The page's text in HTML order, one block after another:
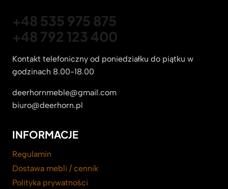
+48 535 975 875
+48 792 123 400
Kontakt telefoniczny od poniedziałku do piątku w
godzinach 8.00-18.00
deerhornmeble@gmail.com
biuro@deerhorn.pl
INFORMACJE
Regulamin
Dostawa mebli / cennik
Polityka prywatności